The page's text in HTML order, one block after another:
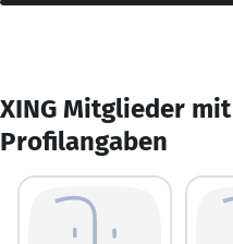
XING Mitglieder
Profilangaben